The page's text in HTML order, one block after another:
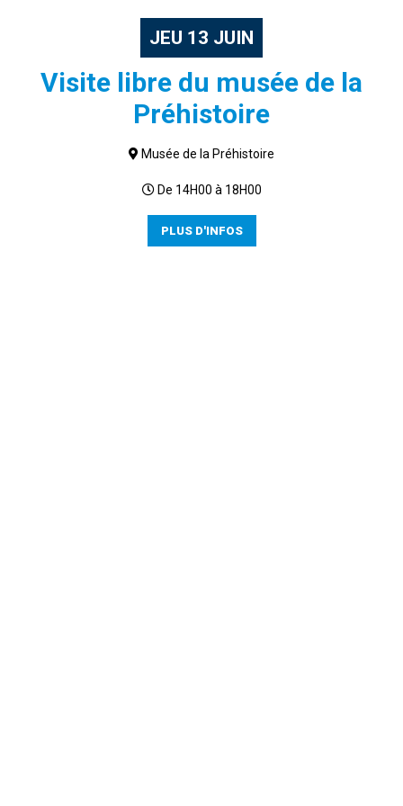
JEU 13 JUIN
Visite libre du musée de la
Préhistoire
Musée de la Préhistoire
De 14H00 à 18H00
PLUS D'INFOS